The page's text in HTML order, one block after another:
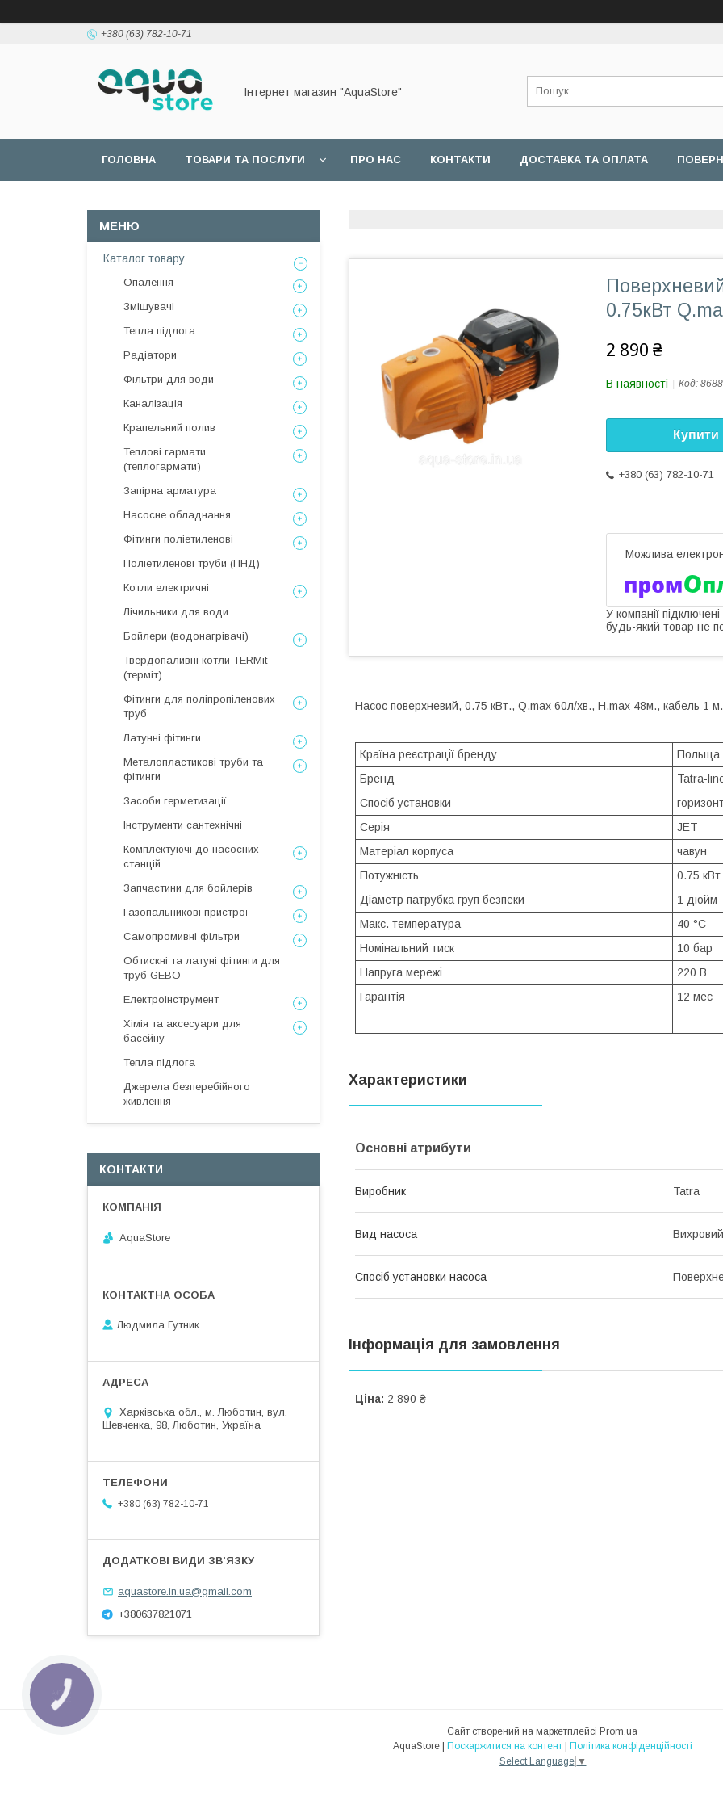
+380 (63) 782-10-71
Інтернет магазин "AquaStore"
ГОЛОВНА ТОВАРИ ТА ПОСЛУГИ ПРО НАС КОНТАКТИ ДОСТАВКА ТА ОПЛАТА
0.75кВт
2 890 ₴
В наявності Код:
Купити
+380 (63) 782-10-71
У компанії
будь-який товар не
Насос поверхневий, 0.75 кВт., Q.max 60л/хв., H.max 48м., кабель 1
Країна реєстрації бренду
Польща
Бренд
Tatra-
Спосіб установки
Серія
JET
Матеріал корпуса
чавун
Потужність
0.75 кВт
Діаметр патрубка груп безпеки
1 дюйм
Макс. температура
40 °C
Номінальний тиск
10 бар
Напруга мережі
220 В
Гарантія
12 мес
Характеристики
Основні атрибути
Виробник Tatra
Вид насоса Вихровий
Спосіб установки насоса
Інформація для замовлення
Ціна: 2 890 ₴
Каталог товару
Опалення
Змішувачі
Тепла підлога
Радіатори
Фільтри для води
Каналізація
Крапельний полив
Теплові гармати
(теплогармати)
Запірна арматура
Насосне обладнання
Фітинги поліетиленові
Поліетиленові труби (ПНД)
Котли електричні
Лічильники для води
Бойлери (водонагрівачі)
Твердопаливні котли TERMit
(терміт)
Фітинги для поліпропіленових
труб
Латунні фітинги
Металопластикові труби та
фітинги
Засоби герметизації
Інструменти сантехнічні
Комплектуючі до насосних
станцій
Запчастини для бойлерів
Газопальникові пристрої
Самопромивні фільтри
Обтискні та латуні фітинги для
труб GEBO
Електроінструмент
Хімія та аксесуари для
басейну
Тепла підлога
Джерела безперебійного
живлення
КОНТАКТИ
AquaStore
Людмила Гутник
Харківська обл., м. Люботин, вул.
Шевченка, 98, Люботин, Україна
+380 (63) 782-10-71
aquastore.in.ua@gmail.com
+380637821071
Сайт створений на маркетплейсі Prom.ua
Поскаржитися на контент
Політика конфіденційності
Select Language ▼
КНОПКА
ЗВ'ЯЗКУ